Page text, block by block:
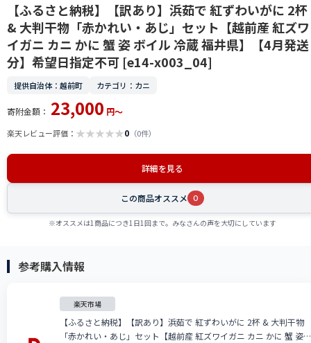
【ふるさと納税】【訳あり】浜茹で 紅ずわいがに 2杯
& 大判干物「赤かれい・あじ」セット【越前産 紅ズワ
イガニ カニ かに 蟹 姿 ボイル 冷蔵 福井県】【4月発送
分】希望日指定不可 [e14-x003_04]
提供自治体：越前町 カテゴリ：カニ
寄附金額： 23,000 円～
楽天レビュー評価： ★★★★★0 （0件）
詳細を見る
この商品オススメ 0
※オススメは1商品につき1日1回まで。みなさんの声を大切にしています
参考購入情報
楽天市場
【ふるさと納税】【訳あり】浜茹で 紅ずわいがに 2杯 & 大判干物
「赤かれい・あじ」セット【越前産 紅ズワイガニ カニ かに 蟹 姿